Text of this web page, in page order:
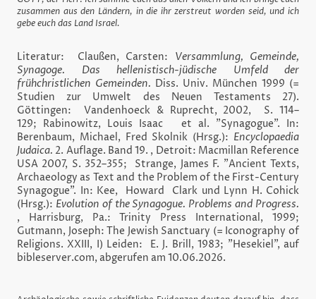
zusammen aus den Ländern, in die ihr zerstreut worden seid, und ich
gebe euch das Land Israel.
Literatur: Claußen, Carsten: Versammlung, Gemeinde,
Synagoge. Das hellenistisch-jüdische Umfeld der
frühchristlichen Gemeinden. Diss. Univ. München 1999 (=
Studien zur Umwelt des Neuen Testaments 27).
Göttingen: Vandenhoeck & Ruprecht, 2002, S. 114–
129; Rabinowitz, Louis Isaac et al. "Synagogue". In:
Berenbaum, Michael, Fred Skolnik (Hrsg.): Encyclopaedia
Judaica. 2. Auflage. Band 19. , Detroit: Macmillan Reference
USA 2007, S. 352–355; Strange, James F. "Ancient Texts,
Archaeology as Text and the Problem of the First-Century
Synagogue". In: Kee, Howard Clark und Lynn H. Cohick
(Hrsg.): Evolution of the Synagogue. Problems and Progress.
, Harrisburg, Pa.: Trinity Press International, 1999;
Gutmann, Joseph: The Jewish Sanctuary (= Iconography of
Religions. XXIII, I) Leiden: E. J. Brill, 1983; "Hesekiel", auf
bibleserver.com, abgerufen am 10.06.2026.